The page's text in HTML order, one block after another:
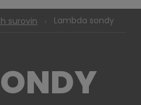
surovin Lambda sondy